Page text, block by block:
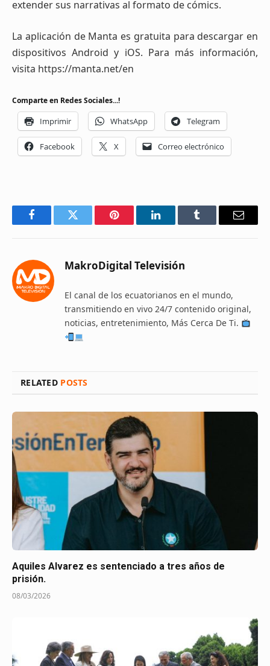
extender sus narrativas al formato de cómics.
La aplicación de Manta es gratuita para descargar en
dispositivos Android y iOS. Para más información,
visita https://manta.net/en
Comparte en Redes Sociales...!
Imprimir WhatsApp Telegram
Facebook X Correo electrónico
FacebookTwitter Pinterest LinkedInTumblr Email
MakroDigital Televisión
El canal de los ecuatorianos en el mundo,
transmitiendo en vivo 24/7 contenido original,
noticias, entretenimiento, Más Cerca De Ti.
RELATED POSTS
Aquiles Alvarez es sentenciado a tres años de
prisión.
08/03/2026